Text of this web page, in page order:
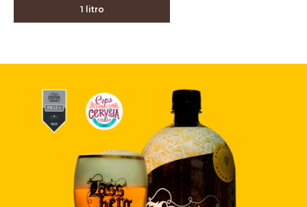
1 litro